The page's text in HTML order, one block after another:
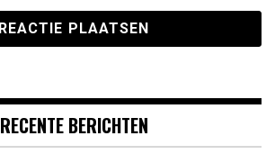
RECENTE BERICHTEN